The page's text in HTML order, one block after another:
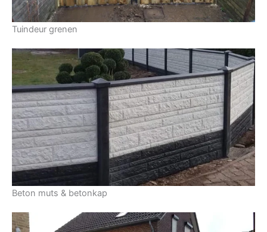
Tuindeur grenen
Beton muts & betonkap